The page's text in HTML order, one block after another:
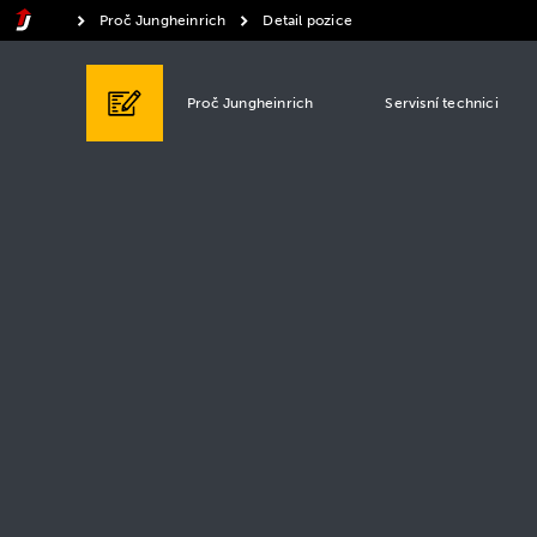
Proč Jungheinrich Detail pozice
Proč Jungheinrich Servisní technici